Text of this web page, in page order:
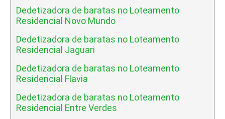
Dedetizadora de baratas no Loteamento
Residencial Novo Mundo
Dedetizadora de baratas no Loteamento
Residencial Jaguari
Dedetizadora de baratas no Loteamento
Residencial Flavia
Dedetizadora de baratas no Loteamento
Residencial Entre Verdes